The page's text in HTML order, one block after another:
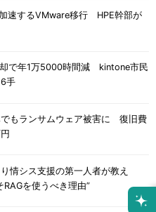
速するVMware移行 HPE幹部が
で年1万5000時間減 kintone市民
手
でもランサムウェア被害に 復旧費
情シス支援の第一人者が教え
RAGを使うべき理由”